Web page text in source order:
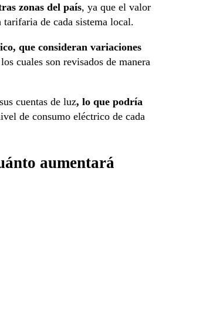
zonas del país, ya que el valor
de cada sistema local.
que consideran variaciones
cuales son revisados de manera
cuentas de luz, lo que podría
de consumo eléctrico de cada
aumentará